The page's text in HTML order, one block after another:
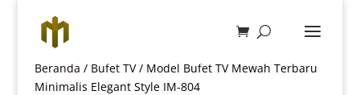
Beranda / Bufet TV/ Model Bufet TV Mewah Terbaru
Minimalis Elegant Style IM-804